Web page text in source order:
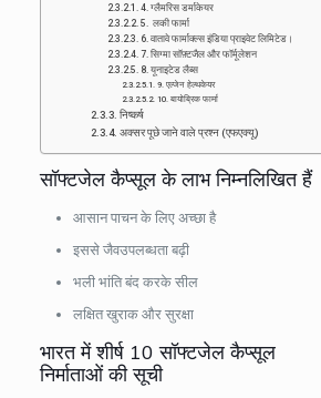
4. ग्लैमरिस डर्माकेयर
5. लकी फार्मा
6. वातावे फार्माक्ल्स इंडिया प्राइवेट लिमिटेड।
7. सिग्मा सॉफ़्टजैल और फॉर्मूलेशन
8. यूनाइटेड लैब्स
9. एल्जेन हेल्थकेयर
10. बायोब्रिक फार्मा
निष्कर्ष
अक्सर पूछे जाने वाले प्रश्न (एफएक्यू)
सॉफ्टजेल कैप्सूल के लाभ निम्नलिखित हैं
आसान पाचन के लिए अच्छा है
इससे जैवउपलब्धता बढ़ी
भली भांति बंद करके सील
लक्षित खुराक और सुरक्षा
भारत में शीर्ष 10 सॉफ्टजेल कैप्सूल
निर्माताओं की सूची